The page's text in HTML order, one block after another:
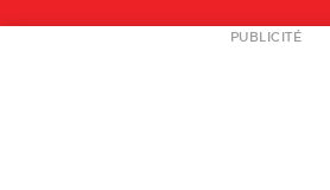
NEWSLETTER
PUBLICITÉ